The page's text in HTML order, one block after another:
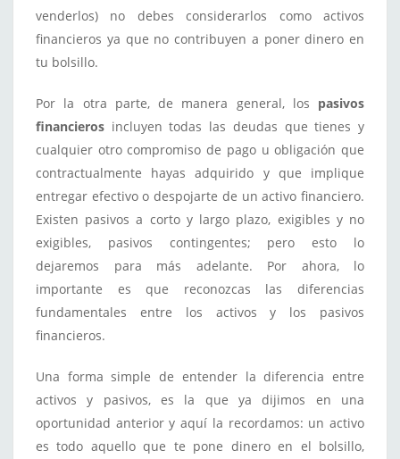
venderlos) no debes considerarlos como activos
financieros ya que no contribuyen a poner dinero en
tu bolsillo.
Por la otra parte, de manera general, los pasivos
financieros incluyen todas las deudas que tienes y
cualquier otro compromiso de pago u obligación que
contractualmente hayas adquirido y que implique
entregar efectivo o despojarte de un activo financiero.
Existen pasivos a corto y largo plazo, exigibles y no
exigibles, pasivos contingentes; pero esto lo
dejaremos para más adelante. Por ahora, lo
importante es que reconozcas las diferencias
fundamentales entre los activos y los pasivos
financieros.
Una forma simple de entender la diferencia entre
activos y pasivos, es la que ya dijimos en una
oportunidad anterior y aquí la recordamos: un activo
es todo aquello que te pone dinero en el bolsillo,